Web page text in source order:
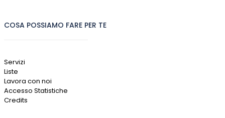
COSA POSSIAMO FARE PER TE
Servizi
Liste
Lavora con noi
Accesso Statistiche
Credits